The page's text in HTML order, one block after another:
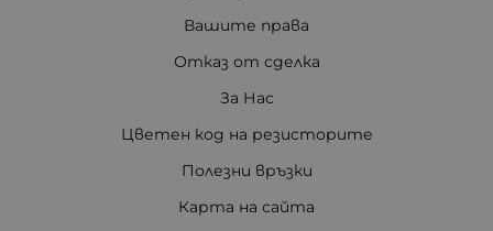
Вашите права
Отказ от сделка
За Нас
Цветен код на резисторите
Полезни връзки
Карта на сайта